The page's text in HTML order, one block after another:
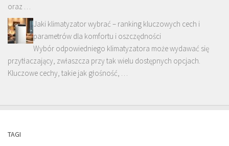
oraz …
Jaki klimatyzator wybrać – ranking kluczowych cech i
parametrów dla komfortu i oszczędności
Wybór odpowiedniego klimatyzatora może wydawać się
przytłaczający, zwłaszcza przy tak wielu dostępnych opcjach.
Kluczowe cechy, takie jak głośność, …
TAGI